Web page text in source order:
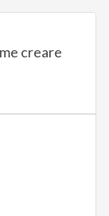
creare